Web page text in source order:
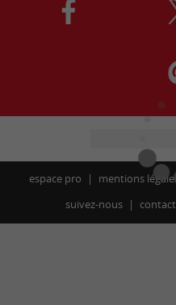
espace pro mentions légales
suivez-nous
contact